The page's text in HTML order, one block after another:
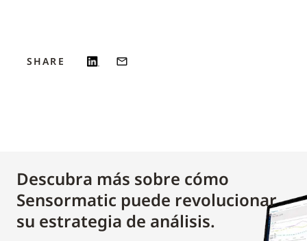
SHARE
Descubra más sobre cómo
Sensormatic puede revolucionar
su estrategia de análisis.